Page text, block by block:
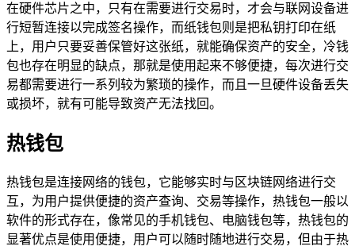
在硬件芯片之中，只有在需要进行交易时，才会与联网设备进
行短暂连接以完成签名操作，而纸钱包则是把私钥打印在纸
上，用户只要妥善保管好这张纸，就能确保资产的安全，冷钱
包也存在明显的缺点，那就是使用起来不够便捷，每次进行交
易都需要进行一系列较为繁琐的操作，而且一旦硬件设备丢失
或损坏，就有可能导致资产无法找回。
热钱包
热钱包是连接网络的钱包，它能够实时与区块链网络进行交
互，为用户提供便捷的资产查询、交易等操作，热钱包一般以
软件的形式存在，像常见的手机钱包、电脑钱包等，热钱包的
显著优点是使用便捷，用户可以随时随地进行交易，但由于热